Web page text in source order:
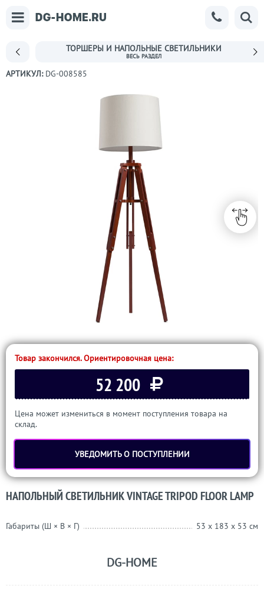
ТОРШЕРЫ И НАПОЛЬНЫЕ СВЕТИЛЬНИКИ
АРТИКУЛ: DG-008585
Товар закончился. Ориентировочная цена:
52 200
Цена может измениться в момент поступления товара на
склад.
УВЕДОМИТЬ О ПОСТУПЛЕНИИ
НАПОЛЬНЫЙ СВЕТИЛЬНИК VINTAGE TRIPOD FLOOR LAMP
Габариты (Ш × В × Г) 53 x 183 x 53 см
DG-HOME